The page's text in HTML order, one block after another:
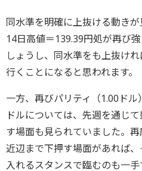
同水準を明確に上抜ける動き
14日高値＝139.39円処が再び
しょうし、同水準をも上抜け
行くことになると思われます。
一方、再びパリティ（1.00ド
ドルについては、先週を通じ
す場面も見られていました。
近辺まで下押す場面があれば
入れるスタンスで臨むのも一